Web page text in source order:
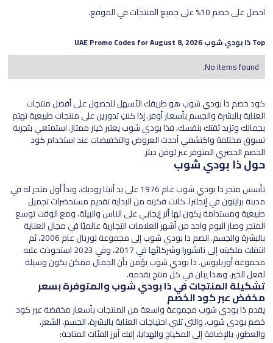
احصل على خصم 10% على جميع المنتجات في الموقع.
Topذا بودي شوبUAE Promo Codes for
August 8, 2026
No items found.
كود خصم ذا بودي شوب هو طريقك الأسهل للحصول على أفضل منتجات
العناية بالبشرة والجسم بأسعار أوفر. إذا كنتِ تدورين على منتجات طبيعية تهتم
بجمالك وتزيد ثقتك بنفسك، فذا بودي شوب يعتبر خيار ممتاز. استمتعي بتجربة
تسوق مختلفة واكتشفي أحدث العروض والتخفيضات عند استخدام كود
الخصم الحصري المتوفر عبر لوفن ديلز.
حول ذا بودي شوب
تأسس متجر ذا بودي شوب عام 1976 على يد أنيتا روديك، وبدأ أول متجر له في
مدينة برايتون في إنجلترا. كانت فكرته من البداية تقديم مستحضرات تجميل
طبيعية ومستدامة يكون لها أثر إيجابي على الناس والبيئة. ومع الوقت توسع
المتجر وصار اليوم واحد من أشهر العلامات التجارية عالميًا في مجال العناية
بالبشرة والجسم. انضم ذا بودي شوب إلى مجموعة لوريال عام 2006، ثم
انتقلت ملكيته إلى ناتشورا وشركائها في 2017، وفي 2023 استحوذت عليه
مجموعة أوريليوس. ذا بودي شوب يؤمن بأن الجمال ممكن يكون وسيلة
لفعل الخير، وهذا يبان في كل منتج يقدمه.
تشكيلة المنتجات في ذا بودي شوب والمتوفرة بسعر
مخفض عبر كود الخصم
يقدم ذا بودي شوب مجموعة واسعة من المنتجات بأسعار مخفضة عبر كود
خصم بودي شوب، والتي تلبي احتياجات العناية بالبشرة، الجسم، الشعر،
والعطور، بالإضافة إلى المكياج والهدايا، إليك أبرز الفئات المتاحة: